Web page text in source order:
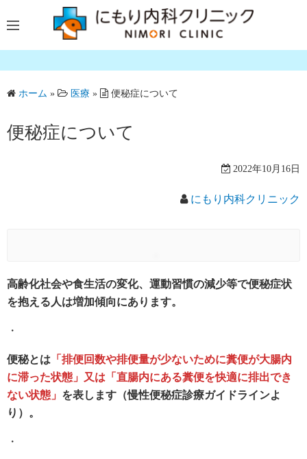
ン
へ
キ
ホーム » 医療 » 便秘症について
便秘症について
2022年10月16日
にもり内科クリニック
高齢化社会や食生活の変化、運動習慣の減少等で便秘症状
を抱える人は増加傾向にあります。
・
便秘とは 「排便回数や排便量が少ないために糞便が大腸内
に滞った状態」又は「直腸内にある糞便を快適に排出でき
ない状態」 を表します（慢性便秘症診療ガイドラインよ
り）。
・